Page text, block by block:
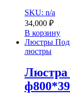
SKU: n/a
34,000 ₽
В корзину
Люстры
люстры
Люстра